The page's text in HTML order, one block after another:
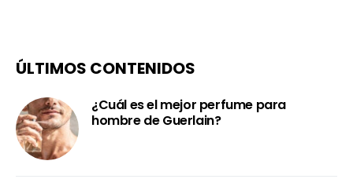
ÚLTIMOS CONTENIDOS
¿Cuál es el mejor perfume para
hombre de Guerlain?